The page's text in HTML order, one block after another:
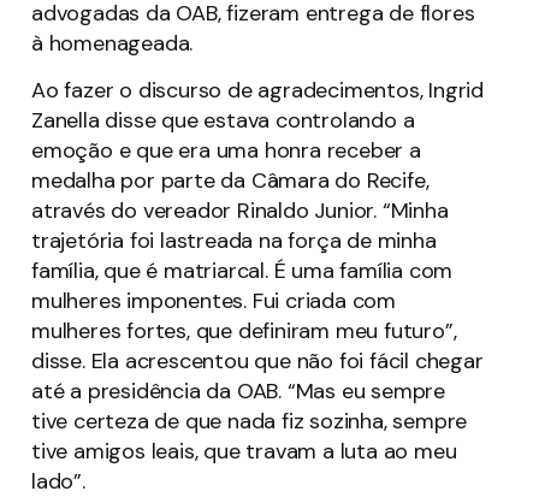
advogadas da OAB, fizeram entrega de flores
à homenageada.
Ao fazer o discurso de agradecimentos, Ingrid
Zanella disse que estava controlando a
emoção e que era uma honra receber a
medalha por parte da Câmara do Recife,
através do vereador Rinaldo Junior. “Minha
trajetória foi lastreada na força de minha
família, que é matriarcal. É uma família com
mulheres imponentes. Fui criada com
mulheres fortes, que definiram meu futuro”,
disse. Ela acrescentou que não foi fácil chegar
até a presidência da OAB. “Mas eu sempre
tive certeza de que nada fiz sozinha, sempre
tive amigos leais, que travam a luta ao meu
lado”.